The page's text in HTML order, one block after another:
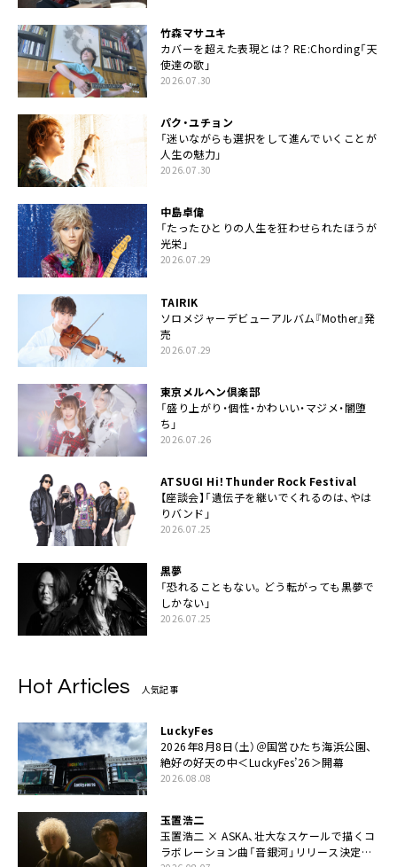
竹森マサユキ
カバーを超えた表現とは？ RE:Chording「天
使達の歌」
2026.07.30
パク・ユチョン
「迷いながらも選択をして進んでいくことが
人生の魅力」
2026.07.30
中島卓偉
「たったひとりの人生を狂わせられたほうが
光栄」
2026.07.29
TAIRIK
ソロメジャーデビューアルバム『Mother』発
売
2026.07.29
東京メルヘン倶楽部
「盛り上がり・個性・かわいい・マジメ・闇堕
ち」
2026.07.26
ATSUGI Hi！Thunder Rock Festival
【座談会】「遺伝子を継いでくれるのは、やは
りバンド」
2026.07.25
黒夢
「恐れることもない。どう転がっても黒夢で
しかない」
2026.07.25
Hot Articles 人気記事
LuckyFes
2026年8月8日（土）＠国営ひたち海浜公園、
絶好の好天の中＜LuckyFes’26＞開幕
2026.08.08
玉置浩二
玉置浩二 × ASKA、壮大なスケールで描くコ
ラボレーション曲「音銀河」リリース決定。